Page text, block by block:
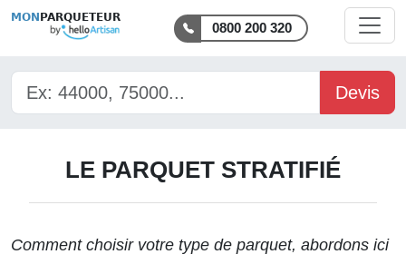
MON PARQUETEUR
0800 200 320
Devis
LE PARQUET STRATIFIÉ
Comment choisir votre type de parquet, abordons ici